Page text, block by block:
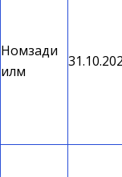
Номзади
илм